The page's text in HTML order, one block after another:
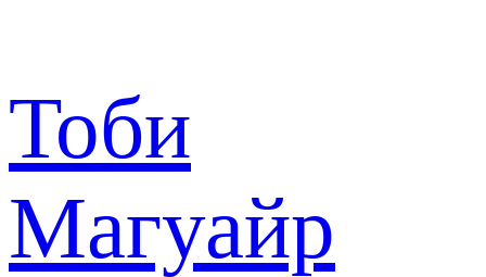
Тоби
Магуайр